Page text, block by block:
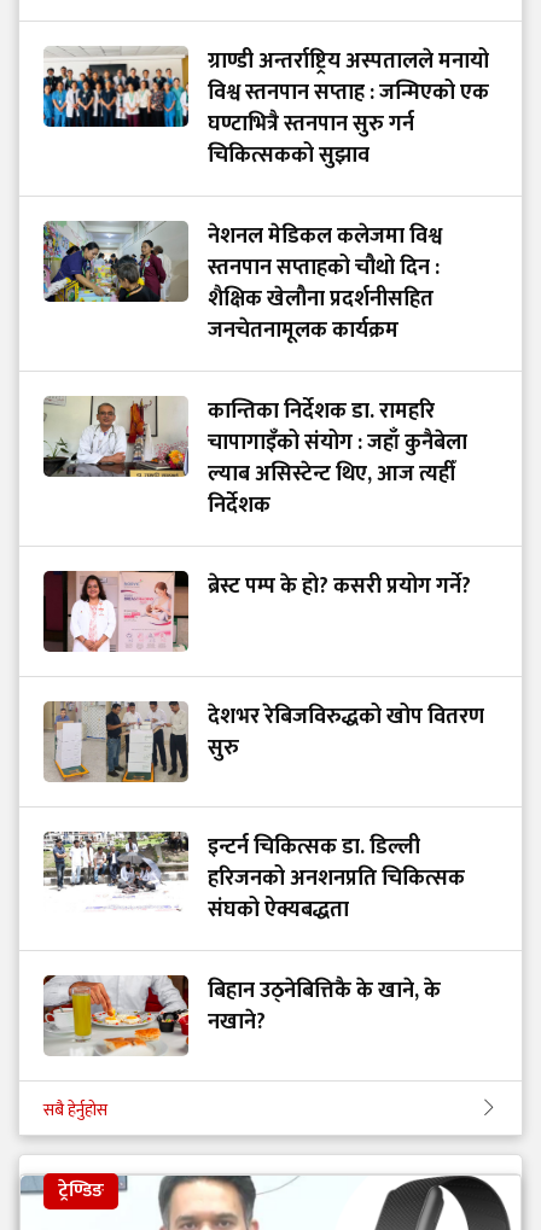
ग्राण्डी अन्तर्राष्ट्रिय अस्पतालले मनायो
विश्व स्तनपान सप्ताह : जन्मिएको एक
घण्टाभित्रै स्तनपान सुरु गर्न
चिकित्सकको सुझाव
नेशनल मेडिकल कलेजमा विश्व
स्तनपान सप्ताहको चौथो दिन :
शैक्षिक खेलौना प्रदर्शनीसहित
जनचेतनामूलक कार्यक्रम
कान्तिका निर्देशक डा. रामहरि
चापागाइँको संयोग : जहाँ कुनैबेला
ल्याब असिस्टेन्ट थिए, आज त्यहीँ
निर्देशक
ब्रेस्ट पम्प के हो? कसरी प्रयोग गर्ने?
देशभर रेबिजविरुद्धको खोप वितरण
सुरु
इन्टर्न चिकित्सक डा. डिल्ली
हरिजनको अनशनप्रति चिकित्सक
संघको ऐक्यबद्धता
बिहान उठ्नेबित्तिकै के खाने, के
नखाने?
सबै हेर्नुहोस
ट्रेण्डिङ